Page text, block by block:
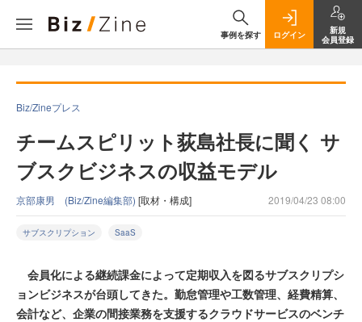
事例を探す ログイン
新規
会員登録
Biz/Zineプレス
チームスピリット荻島社長に聞く サ
ブスクビジネスの収益モデル
京部康男 (Biz/Zine編集部) [取材・構成] 2019/04/23 08:00
サブスクリプション SaaS
会員化による継続課金によって定期収入を図るサブスクリプシ
ョンビジネスが台頭してきた。勤怠管理や工数管理、経費精算、
会計など、企業の間接業務を支援するクラウドサービスのベンチ